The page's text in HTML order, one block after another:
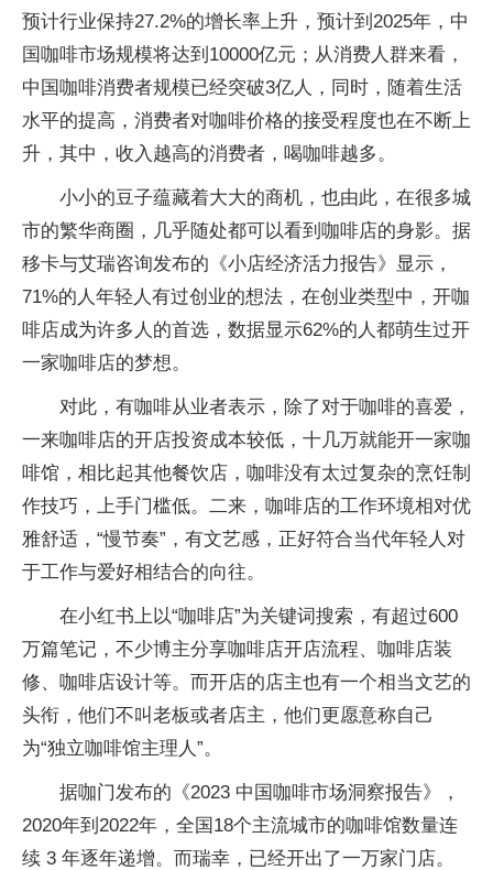
预计行业保持27.2%的增长率上升，预计到2025年，中
国咖啡市场规模将达到10000亿元；从消费人群来看，
中国咖啡消费者规模已经突破3亿人，同时，随着生活
水平的提高，消费者对咖啡价格的接受程度也在不断上
升，其中，收入越高的消费者，喝咖啡越多。
小小的豆子蕴藏着大大的商机，也由此，在很多城
市的繁华商圈，几乎随处都可以看到咖啡店的身影。据
移卡与艾瑞咨询发布的《小店经济活力报告》显示，
71%的人年轻人有过创业的想法，在创业类型中，开咖
啡店成为许多人的首选，数据显示62%的人都萌生过开
一家咖啡店的梦想。
对此，有咖啡从业者表示，除了对于咖啡的喜爱，
一来咖啡店的开店投资成本较低，十几万就能开一家咖
啡馆，相比起其他餐饮店，咖啡没有太过复杂的烹饪制
作技巧，上手门槛低。二来，咖啡店的工作环境相对优
雅舒适，“慢节奏”，有文艺感，正好符合当代年轻人对
于工作与爱好相结合的向往。
在小红书上以“咖啡店”为关键词搜索，有超过600
万篇笔记，不少博主分享咖啡店开店流程、咖啡店装
修、咖啡店设计等。而开店的店主也有一个相当文艺的
头衔，他们不叫老板或者店主，他们更愿意称自己
为“独立咖啡馆主理人”。
据咖门发布的《2023 中国咖啡市场洞察报告》，
2020年到2022年，全国18个主流城市的咖啡馆数量连
续 3 年逐年递增。而瑞幸，已经开出了一万家门店。